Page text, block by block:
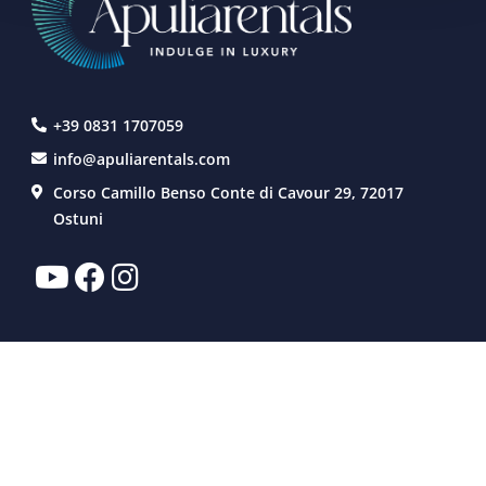
+39 0831 1707059
info@apuliarentals.com
Corso Camillo Benso Conte di Cavour 29, 72017
Ostuni